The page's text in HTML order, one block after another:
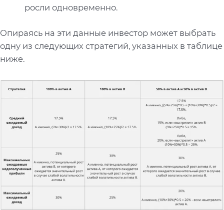
росли одновременно.
Опираясь на эти данные инвестор может выбрать
одну из следующих стратегий, указанных в таблице
ниже.